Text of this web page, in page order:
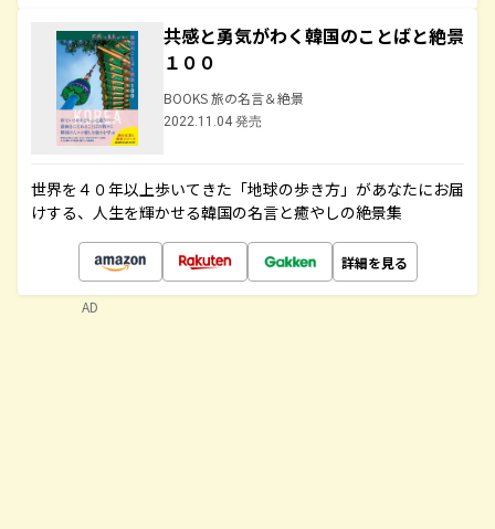
共感と勇気がわく韓国のことばと絶景
１００
BOOKS 旅の名言＆絶景
2022.11.04 発売
世界を４０年以上歩いてきた「地球の歩き方」があなたにお届
けする、人生を輝かせる韓国の名言と癒やしの絶景集
詳細を見る
AD